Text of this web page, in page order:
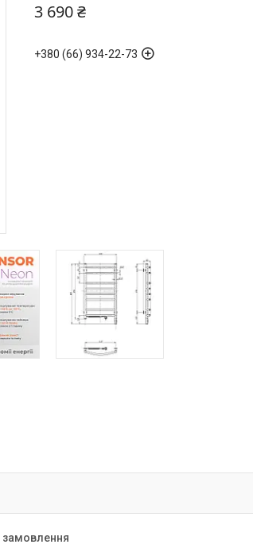
3 690 ₴
+380 (66) 934-22-73
замовлення